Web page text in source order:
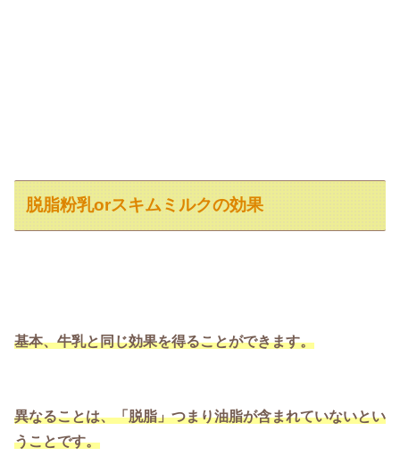
脱脂粉乳orスキムミルクの効果
基本、牛乳と同じ効果を得ることができます。
異なることは、「脱脂」つまり油脂が含まれていないとい
うことです。